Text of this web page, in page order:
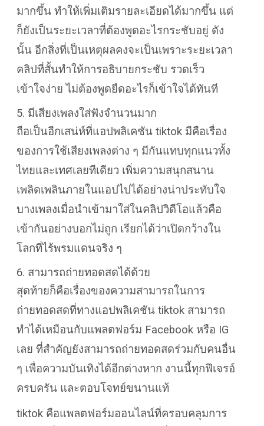
มากขึ้น ทำให้เพิ่มเติมรายละเอียดได้มากขึ้น แต่
ก็ยังเป็นระยะเวลาที่ต้องพูดอะไรกระชับอยู่ ดัง
นั้น อีกสิ่งที่เป็นเหตุผลคงจะเป็นเพราะระยะเวลา
คลิปที่สั้นทำให้การอธิบายกระชับ รวดเร็ว
เข้าใจง่าย ไม่ต้องพูดยืดอะไรก็เข้าใจได้ทันที
5. มีเสียงเพลงใส่ฟังจำนวนมาก
ถือเป็นอีกเสน่ห์ที่แอปพลิเคชัน tiktok มีคือเรื่อง
ของการใช้เสียงเพลงต่าง ๆ มีกันแทบทุกแนวทั้ง
ไทยและเทศเลยทีเดียว เพิ่มความสนุกสนาน
เพลิดเพลินภายในแอปไปได้อย่างน่าประทับใจ
บางเพลงเมื่อนำเข้ามาใส่ในคลิปวิดีโอแล้วคือ
เข้ากันอย่างบอกไม่ถูก เรียกได้ว่าเปิดกว้างใน
โลกที่ไร้พรมแดนจริง ๆ
6. สามารถถ่ายทอดสดได้ด้วย
สุดท้ายก็คือเรื่องของความสามารถในการ
ถ่ายทอดสดที่ทางแอปพลิเคชัน tiktok สามารถ
ทำได้เหมือนกับแพลตฟอร์ม Facebook หรือ IG
เลย ที่สำคัญยังสามารถถ่ายทอดสดร่วมกับคนอื่น
ๆ เพื่อความบันเทิงได้อีกต่างหาก งานนี้ทุกฟีเจรอ์
ครบครัน และตอบโจทย์ขนานแท้
tiktok คือแพลตฟอร์มออนไลน์ที่ครอบคลุมการ